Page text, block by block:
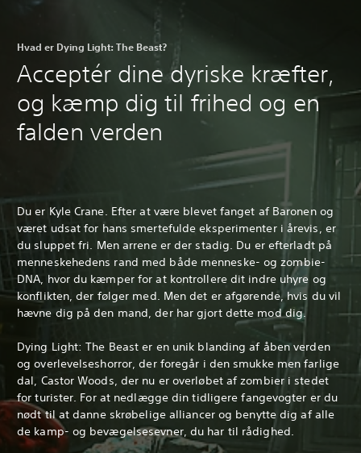
Hvad er Dying Light: The Beast?
Acceptér dine dyriske kræfter,
og kæmp dig til frihed og en
falden verden
Du er Kyle Crane. Efter at være blevet fanget af Baronen og
været udsat for hans smertefulde eksperimenter i årevis, er
du sluppet fri. Men arrene er der stadig. Du er efterladt på
menneskehedens rand med både menneske- og zombie-
DNA, hvor du kæmper for at kontrollere dit indre uhyre og
konflikten, der følger med. Men det er afgørende, hvis du vil
hævne dig på den mand, der har gjort dette mod dig.
Dying Light: The Beast er en unik blanding af åben verden
og overlevelseshorror, der foregår i den smukke men farlige
dal, Castor Woods, der nu er overløbet af zombier i stedet
for turister. For at nedlægge din tidligere fangevogter er du
nødt til at danne skrøbelige alliancer og benytte dig af alle
de kamp- og bevægelsesevner, du har til rådighed.